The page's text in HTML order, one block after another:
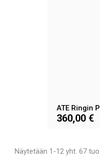
ATE Ringin
360,00 €
Näytetään 1-12 yht. 67